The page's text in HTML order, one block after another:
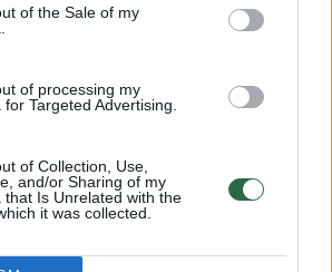
of the Sale of my
of processing my
Targeted Advertising.
of Collection, Use,
and/or Sharing of my
that Is Unrelated with the
it was collected.
Vilniaus Vakarinis aplinkkelis:
00:02:01
premjerei“: pasidalijo jautriais
Prunskienę